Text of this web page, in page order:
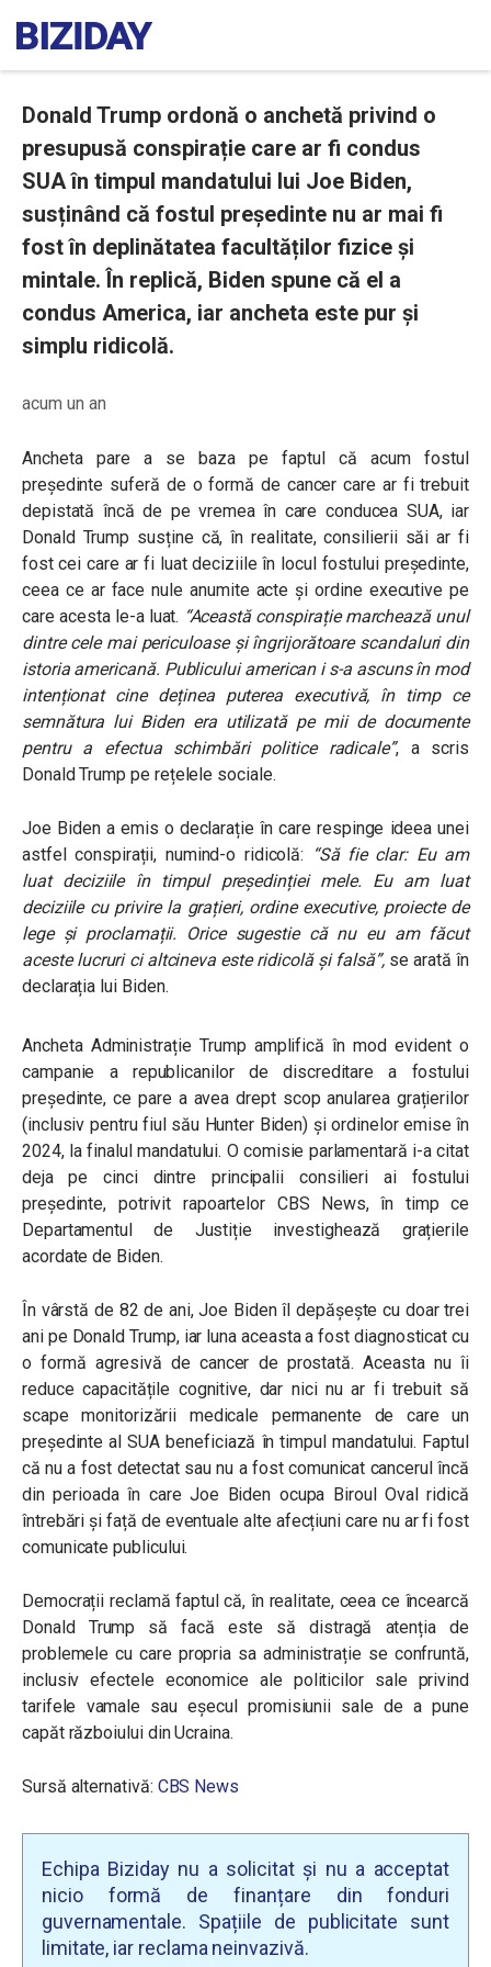
Donald Trump ordonă o anchetă privind o
presupusă conspirație care ar fi condus
SUA în timpul mandatului lui Joe Biden,
susținând că fostul președinte nu ar mai fi
fost în deplinătatea facultăților fizice și
mintale. În replică, Biden spune că el a
condus America, iar ancheta este pur și
simplu ridicolă.
acum un an
Ancheta pare a se baza pe faptul că acum fostul
președinte suferă de o formă de cancer care ar fi trebuit
depistată încă de pe vremea în care conducea SUA, iar
Donald Trump susține că, în realitate, consilierii săi ar fi
fost cei care ar fi luat deciziile în locul fostului președinte,
ceea ce ar face nule anumite acte și ordine executive pe
care acesta le-a luat. “Această conspirație marchează unul
dintre cele mai periculoase și îngrijorătoare scandaluri din
istoria americană. Publicului american i s-a ascuns în mod
intenționat cine deținea puterea executivă, în timp ce
semnătura lui Biden era utilizată pe mii de documente
pentru a efectua schimbări politice radicale”, a scris
Donald Trump pe rețelele sociale.
Joe Biden a emis o declarație în care respinge ideea unei
astfel conspirații, numind-o ridicolă:
“Să fie clar: Eu am
luat deciziile în timpul președinției mele. Eu am luat
deciziile cu privire la grațieri, ordine executive, proiecte de
lege și proclamații. Orice sugestie că nu eu am făcut
aceste lucruri ci altcineva este ridicolă și falsă”, se arată în
declarația lui Biden.
Ancheta Administrație Trump amplifică în mod evident o
campanie a republicanilor de discreditare a fostului
președinte, ce pare a avea drept scop anularea grațierilor
(inclusiv pentru fiul său Hunter Biden) și ordinelor emise în
2024, la finalul mandatului. O comisie parlamentară i-a citat
deja pe cinci dintre principalii consilieri ai fostului
președinte, potrivit rapoartelor CBS News, în timp ce
Departamentul de Justiție investighează grațierile
acordate de Biden.
În vârstă de 82 de ani, Joe Biden îl depășește cu doar trei
ani pe Donald Trump, iar luna aceasta a fost diagnosticat cu
o formă agresivă de cancer de prostată. Aceasta nu îi
reduce capacitățile cognitive, dar nici nu ar fi trebuit să
scape monitorizării medicale permanente de care un
președinte al SUA beneficiază în timpul mandatului. Faptul
că nu a fost detectat sau nu a fost comunicat cancerul încă
din perioada în care Joe Biden ocupa Biroul Oval ridică
întrebări și față de eventuale alte afecțiuni care nu ar fi fost
comunicate publicului.
Democrații reclamă faptul că, în realitate, ceea ce încearcă
Donald Trump să facă este să distragă atenția de
problemele cu care propria sa administrație se confruntă,
inclusiv efectele economice ale politicilor sale privind
tarifele vamale sau eșecul promisiunii sale de a pune
capăt războiului din Ucraina.
Sursă alternativă: CBS News
Echipa Biziday nu a solicitat și nu a acceptat
nicio formă de finanțare din fonduri
guvernamentale. Spațiile de publicitate sunt
limitate, iar reclama neinvazivă.